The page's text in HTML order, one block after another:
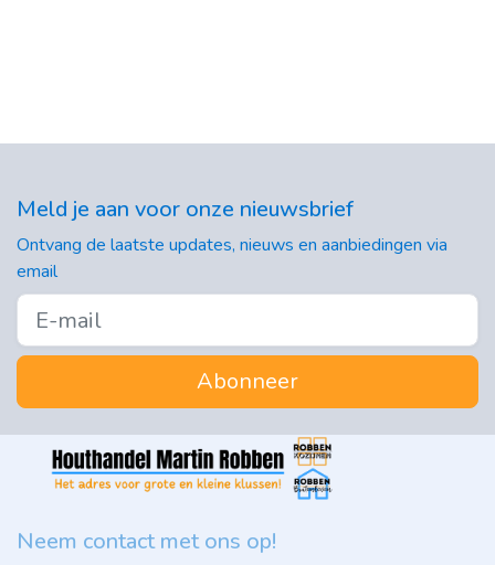
Meld je aan voor onze nieuwsbrief
Ontvang de laatste updates, nieuws en aanbiedingen via
email
Abonneer
Neem contact met ons op!